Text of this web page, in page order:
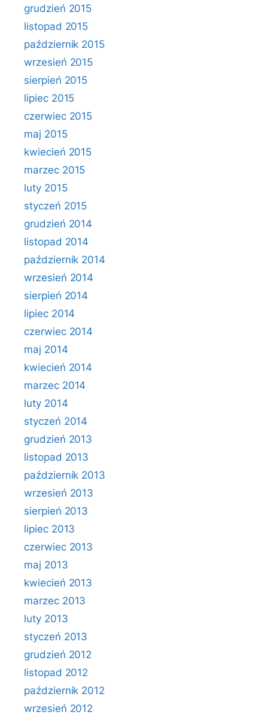
grudzień 2015
listopad 2015
październik 2015
wrzesień 2015
sierpień 2015
lipiec 2015
czerwiec 2015
maj 2015
kwiecień 2015
marzec 2015
luty 2015
styczeń 2015
grudzień 2014
listopad 2014
październik 2014
wrzesień 2014
sierpień 2014
lipiec 2014
czerwiec 2014
maj 2014
kwiecień 2014
marzec 2014
luty 2014
styczeń 2014
grudzień 2013
listopad 2013
październik 2013
wrzesień 2013
sierpień 2013
lipiec 2013
czerwiec 2013
maj 2013
kwiecień 2013
marzec 2013
luty 2013
styczeń 2013
grudzień 2012
listopad 2012
październik 2012
wrzesień 2012